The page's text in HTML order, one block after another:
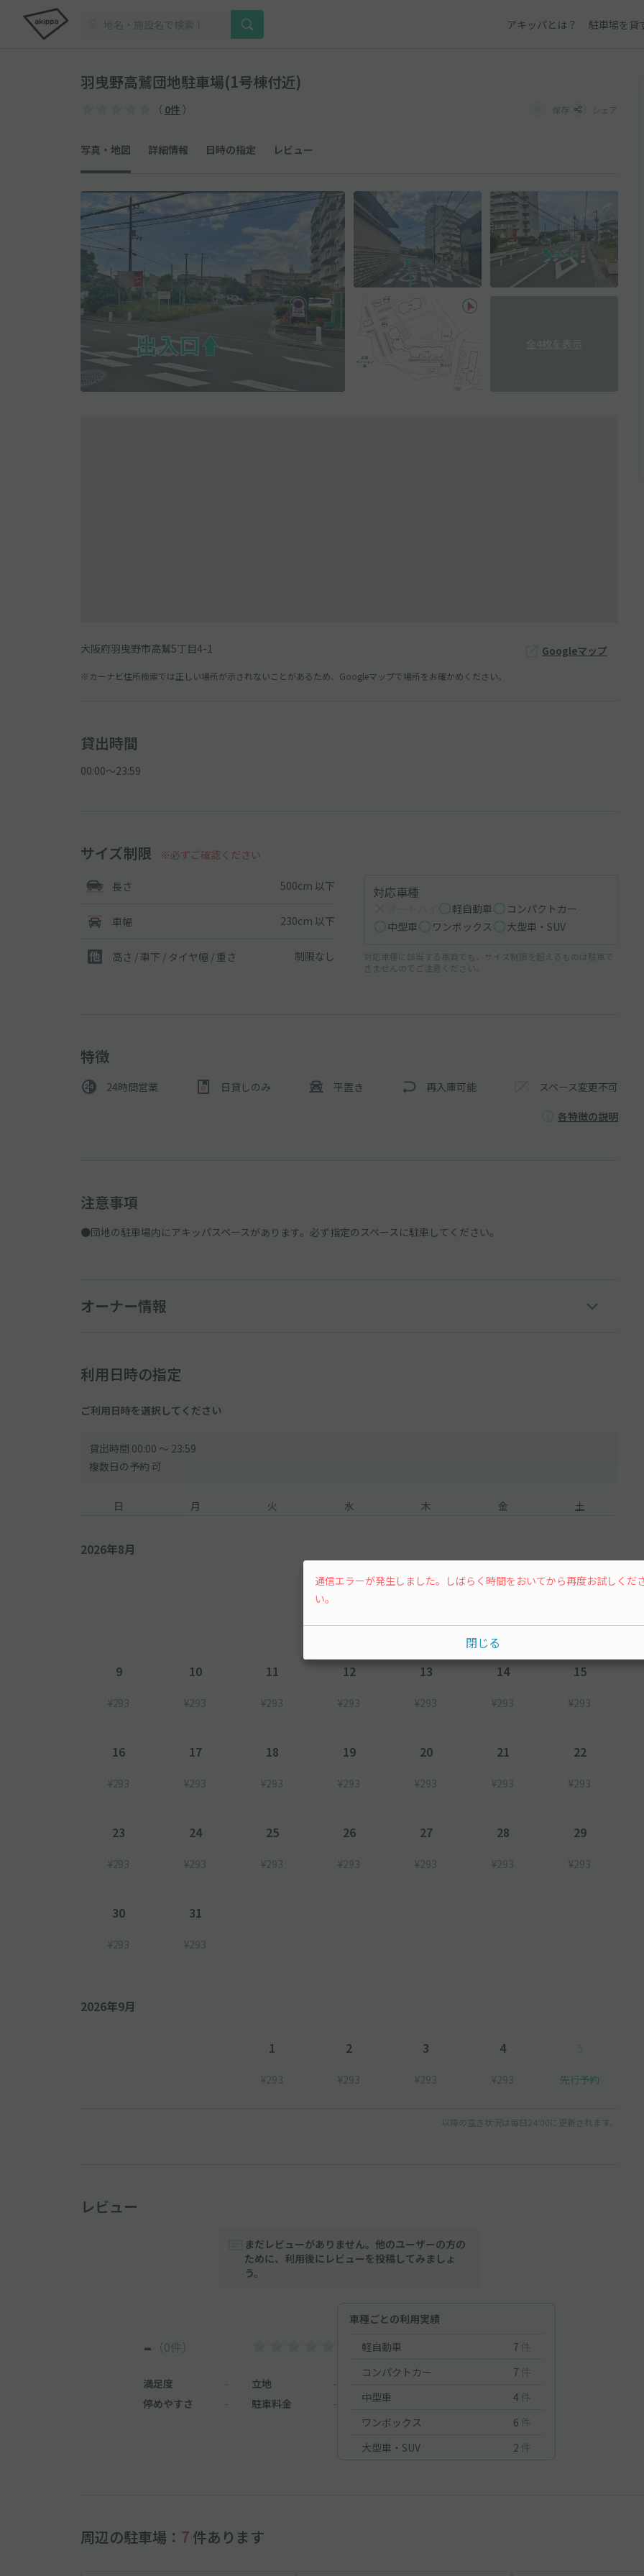
アキッパとは？ 駐車場を貸
羽曳野高鷲団地駐車場(1号棟付近)
（ 0件 ） 保存 シェア
写真・地図 詳細情報 日時の指定 レビュー
大阪府羽曳野市高鷲5丁目4-1 Googleマップ
※カーナビ住所検索では正しい場所が示されないことがあるため、Googleマップで場所をお確かめください。
貸出時間
00:00〜23:59
サイズ制限 ※必ずご確認ください
長さ 500cm 以下
車幅 230cm 以下
高さ / 車下 / タイヤ幅 / 重さ 制限なし
対応車種
軽自動車
コンパクトカー
中型車
ワンボックス 大型車・SUV
対応車種に該当する車両でも、サイズ制限を超えるものは駐車で
きませんのでご注意ください。
特徴
24時間営業 日貸しのみ 平置き 再入庫可能 スペース変更不可
各特徴の説明
注意事項
●団地の駐車場内にアキッパスペースがあります。必ず指定のスペースに駐車してください。
オーナー情報
利用日時の指定
ご利用日時を選択してください
貸出時間 00:00 〜 23:59
複数日の予約 可
日 月 火 水 木 金 土
2026年8月
6
¥293
7
¥293
8
¥293
9
¥293
10
¥293
11
¥293
12
¥293
13
¥293
14
¥293
15
¥293
16
¥293
17
¥293
18
¥293
19
¥293
20
¥293
21
¥293
22
¥293
23
¥293
24
¥293
25
¥293
26
¥293
27
¥293
28
¥293
29
¥293
30
¥293
31
¥293
2026年9月
1
¥293
2
¥293
3
¥293
4
¥293 先行予約
以降の空き状況は毎日24:00に更新されます。
レビュー
まだレビューがありません。他のユーザーの方の
ために、利用後にレビューを投稿してみましょ
う。
- （0件）
満足度 立地
停めやすさ
駐車料金
車種ごとの利用実績
軽自動車
7 件
コンパクトカー
7 件
中型車
4 件
ワンボックス
6 件
大型車・SUV
2 件
周辺の駐車場： 7 件あります
通信エラーが発生しました。しばらく時間をおいてから再度お試しくだ
い。
閉じる